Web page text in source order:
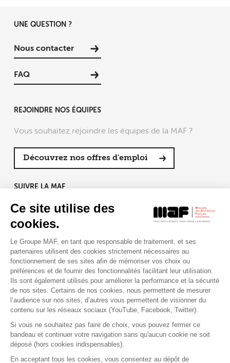
Ce site utilise des
cookies.
Le Groupe MAF, en tant que responsable de traitement, et ses
partenaires utilisent des cookies strictement nécessaires au
fonctionnement de ses sites afin de mémoriser vos choix ou
préférences et de fournir des fonctionnalités facilitant leur utilisation.
Ils sont également utilisés pour améliorer la performance et la sécurité
de nos sites. Certains de nos cookies, nous permettent de mesurer
l’audience sur nos sites, d’autres vous permettent de visionner du
contenu sur les réseaux sociaux (YouTube, Facebook, Twitter).
Si vous ne souhaitez pas faire de choix, vous pouvez fermer ce
bandeau et continuer votre navigation sans qu'aucun cookie ne soit
déposé (hors cookies indispensables).
En acceptant tous les cookies, vous consentez au dépôt de
UNE QUESTION ?
Nous contacter
FAQ
REJOINDRE NOS ÉQUIPES
Vous souhaitez rejoindre les équipes de la MAF ?
Découvrez nos offres d'emploi
SUIVRE LA MAF
RETROUVEZ-NOUS SUR :
Contact Presse Assistance
Mentions légales
Gestion des cookies